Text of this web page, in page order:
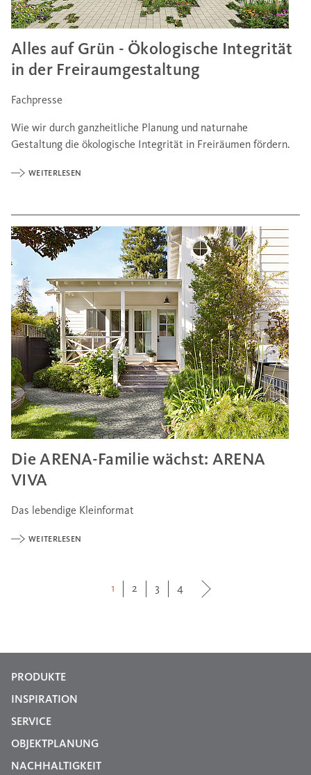
Alles auf Grün - Ökologische Integrität
in der Freiraumgestaltung
Fachpresse
Wie wir durch ganzheitliche Planung und naturnahe
Gestaltung die ökologische Integrität in Freiräumen fördern.
WEITERLESEN
Die ARENA-Familie wächst: ARENA
VIVA
Das lebendige Kleinformat
WEITERLESEN
1 2 3 4
PRODUKTE
INSPIRATION
SERVICE
OBJEKTPLANUNG
NACHHALTIGKEIT